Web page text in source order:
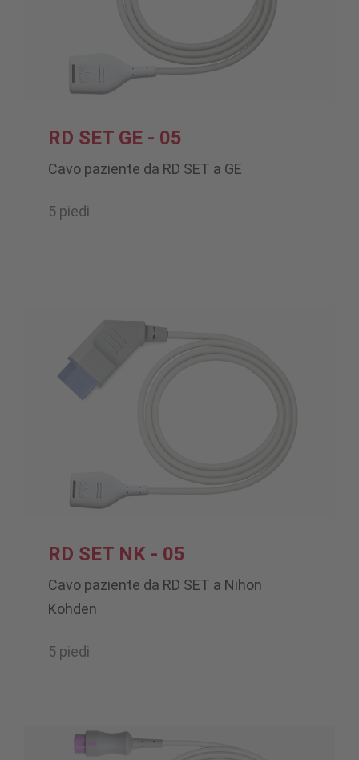
RD SET GE - 05
Cavo paziente da RD SET a GE
5 piedi
RD SET NK - 05
Cavo paziente da RD SET a Nihon
Kohden
5 piedi